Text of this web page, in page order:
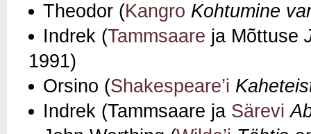
Theodor (Kangro Kohtumine
Indrek (Tammsaare ja Mõttuse
1991)
Orsino (Shakespeare’i
Indrek (Tammsaare ja Särevi